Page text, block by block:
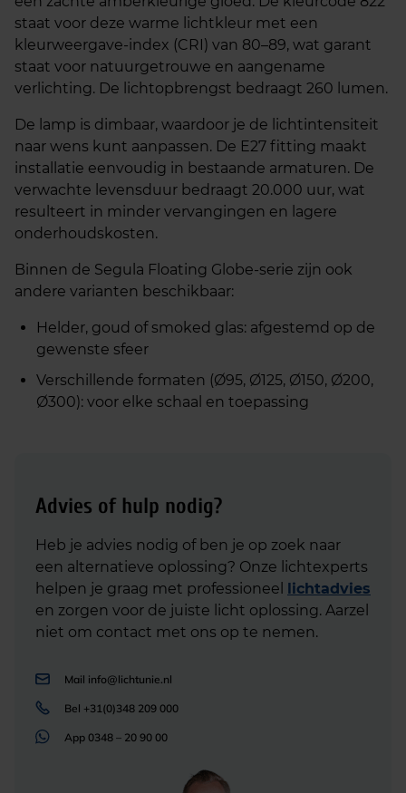
staat voor deze warme lichtkleur met een
kleurweergave-index (CRI) van 80–89, wat garant
staat voor natuurgetrouwe en aangename
verlichting. De lichtopbrengst bedraagt 260 lumen.
De lamp is dimbaar, waardoor je de lichtintensiteit
naar wens kunt aanpassen. De E27 fitting maakt
installatie eenvoudig in bestaande armaturen. De
verwachte levensduur bedraagt 20.000 uur, wat
resulteert in minder vervangingen en lagere
onderhoudskosten.
Binnen de Segula Floating Globe-serie zijn ook
andere varianten beschikbaar:
Helder, goud of smoked glas: afgestemd op de
gewenste sfeer
Verschillende formaten (Ø95, Ø125, Ø150, Ø200,
Ø300): voor elke schaal en toepassing
Advies of hulp nodig?
Heb je advies nodig of ben je op zoek naar
een alternatieve oplossing? Onze lichtexperts
helpen je graag met professioneel lichtadvies
en zorgen voor de juiste licht oplossing. Aarzel
niet om contact met ons op te nemen.
Mail info@lichtunie.nl
Bel +31(0)348 209 000
App 0348 – 20 90 00